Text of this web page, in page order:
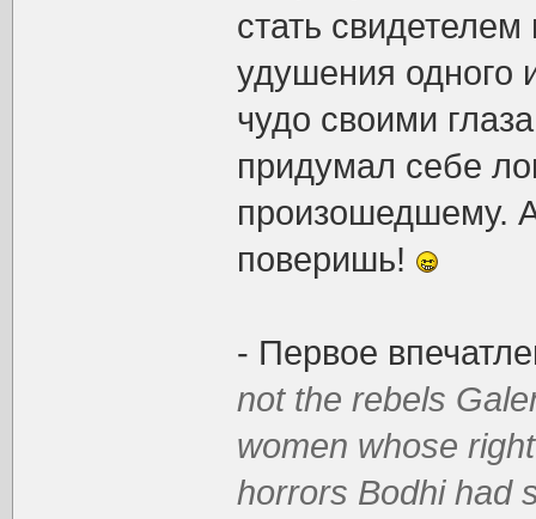
стать свидетелем
удушения одного
чудо своими
придумал себе
произошедшему.
поверишь!
- Первое
not the rebels
women whose
horrors Bodhi had